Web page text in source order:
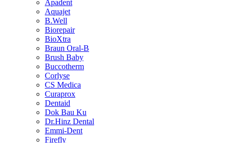
Apadent
Aquajet
B.Well
Biorepair
BioXtra
Braun Oral-B
Brush Baby
Buccotherm
Corlyse
CS Medica
Curaprox
Dentaid
Dok Bau Ku
Dr.Hinz Dental
Emmi-Dent
Firefly